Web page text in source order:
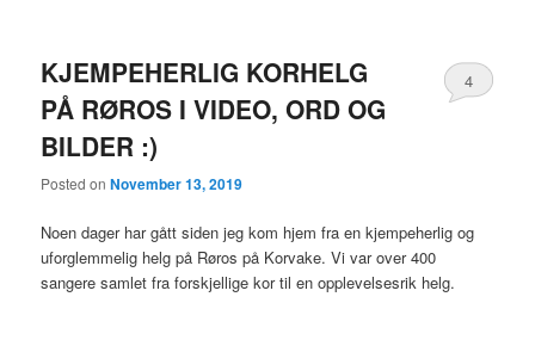
KJEMPEHERLIG KORHELG
PÅ RØROS I VIDEO, ORD OG
BILDER :)
Posted onNovember 13, 2019
4
Noen dager har gått siden jeg kom hjem fra en kjempeherlig og
uforglemmelig helg på Røros på Korvake. Vi var over 400
sangere samlet fra forskjellige kor til en opplevelsesrik helg.